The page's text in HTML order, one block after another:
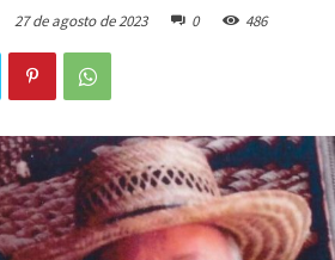
27 de agosto de 2023 0 486